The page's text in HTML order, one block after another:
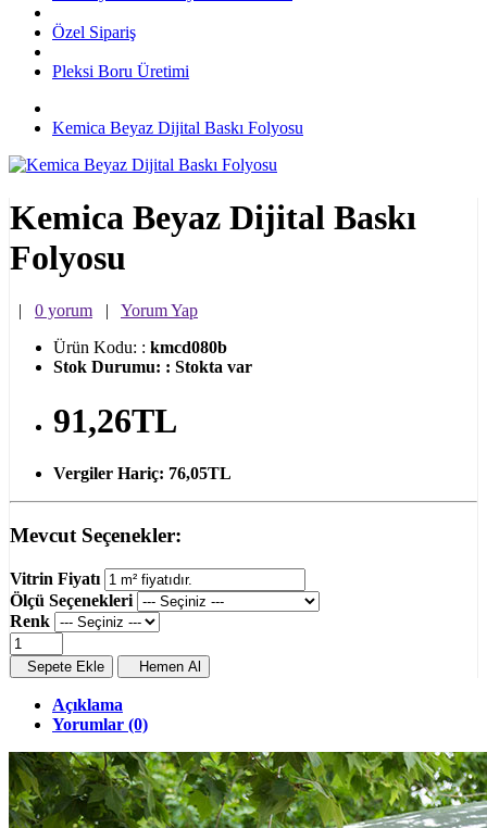
Özel Sipariş
Pleksi Boru Üretimi
Kemica Beyaz Dijital Baskı Folyosu
Kemica Beyaz Dijital Baskı
Folyosu
0 yorum
Yorum Yap
Ürün Kodu: : kmcd080b
Stok Durumu: : Stokta var
91,26TL
Vergiler Hariç: 76,05TL
Mevcut Seçenekler:
Vitrin Fiyatı
Ölçü Seçenekleri
Renk
Sepete Ekle Hemen Al
Açıklama
Yorumlar (0)